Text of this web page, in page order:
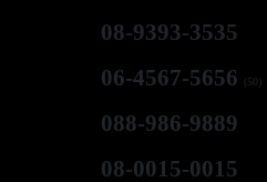
08-9393-3535
06-4567-5656 (50)
088-986-9889
08-0015-0015